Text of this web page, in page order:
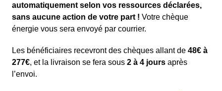
automatiquement selon vos ressources déclarées,
sans aucune action de votre part ! Votre chèque
énergie vous sera envoyé par courrier.
Les bénéficiaires recevront des chèques allant de 48€ à
277€, et la livraison se fera sous 2 à 4 jours après
l’envoi.